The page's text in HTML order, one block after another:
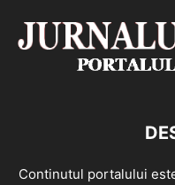
Continutul portalului